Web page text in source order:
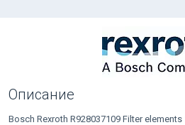
Описание
Bosch Rexroth R928037109 Filter elements